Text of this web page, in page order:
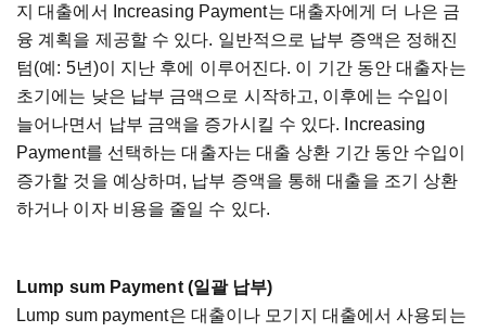
지
대출에서 Increasing Payment는 대출자에게 더 나은 금
융 계획을 제공할 수 있다. 일반적으로 납부 증액은 정해진
텀(예 : 5년)이 지난 후에 이루어진다. 이 기간 동안 대출자는
초기에는 낮은 납부 금액으로 시작하고, 이후에는 수입이
늘어나면서 납부 금액을 증가시킬 수 있다. Increasing
Payment를 선택하는 대출자는 대출 상환 기간 동안 수입이
증가할 것을 예상하며 , 납부 증액을 통해 대출을 조기
상환
하거나 이자 비용을 줄일 수 있다.
Lump sum Payment (일괄 납부)
Lump sum payment은 대출이나 모기지 대출에서 사용되는